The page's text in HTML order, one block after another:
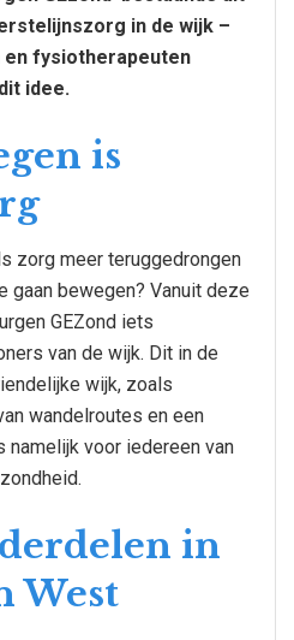
in de wijk –
fysiotherapeuten
idee.
is
zorg meer teruggedrongen
gaan bewegen? Vanuit deze
GEZond iets
van de wijk. Dit in de
wijk, zoals
wandelroutes en een
namelijk voor iedereen van
in
West